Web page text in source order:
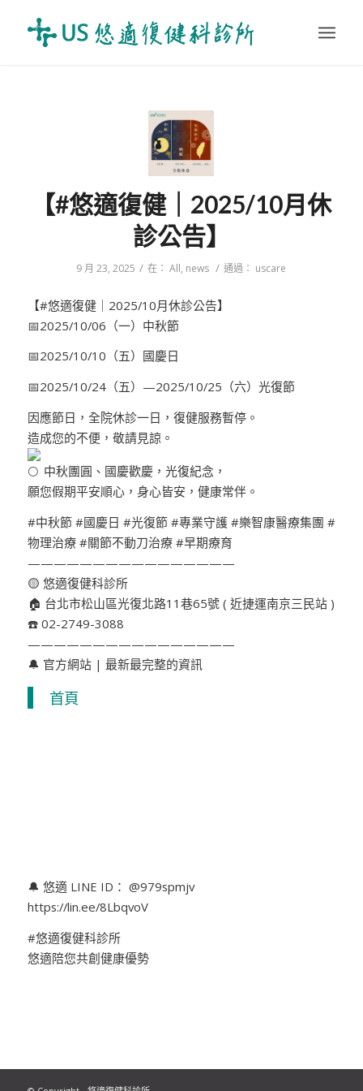
【#悠適復健｜2025/10月休
診公告】
9 月 23, 2025 / 在：All, news / 通過： uscare
【#悠適復健｜2025/10月休診公告】
📅2025/10/06（一）中秋節
📅2025/10/10（五）國慶日
📅2025/10/24（五）—2025/10/25（六）光復節
因應節日，全院休診一日，復健服務暫停。
造成您的不便，敬請見諒。
中秋團圓、國慶歡慶，光復紀念，
願您假期平安順心，身心皆安，健康常伴。
#中秋節 #國慶日 #光復節 #專業守護 #樂智康醫療集團 #
物理治療 #關節不動刀治療 #早期療育
————————————————
🟡 悠適復健科診所
🏠 台北市松山區光復北路11巷65號 ( 近捷運南京三民站 )
☎️ 02-2749-3088
————————————————
🔔 官方網站 | 最新最完整的資訊
首頁
🔔 悠適 LINE ID： @979spmjv
https://lin.ee/8LbqvoV
#悠適復健科診所
悠適陪您共創健康優勢